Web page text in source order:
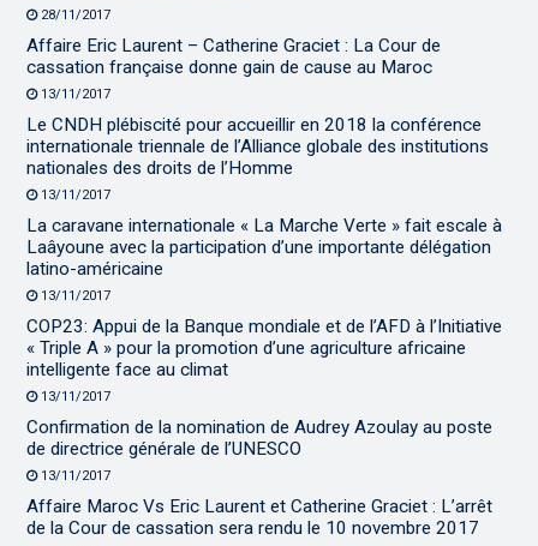
28/11/2017
Affaire Eric Laurent – Catherine Graciet : La Cour de
cassation française donne gain de cause au Maroc
13/11/2017
Le CNDH plébiscité pour accueillir en 2018 la conférence
internationale triennale de l’Alliance globale des institutions
nationales des droits de l’Homme
13/11/2017
La caravane internationale « La Marche Verte » fait escale à
Laâyoune avec la participation d’une importante délégation
latino-américaine
13/11/2017
COP23: Appui de la Banque mondiale et de l’AFD à l’Initiative
« Triple A » pour la promotion d’une agriculture africaine
intelligente face au climat
13/11/2017
Confirmation de la nomination de Audrey Azoulay au poste
de directrice générale de l’UNESCO
13/11/2017
Affaire Maroc Vs Eric Laurent et Catherine Graciet : L’arrêt
de la Cour de cassation sera rendu le 10 novembre 2017